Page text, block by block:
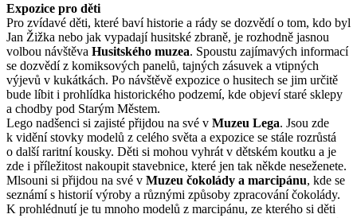
Expozice pro děti
Pro zvídavé děti, které baví historie a rády se dozvědí o tom, kdo byl
Jan Žižka nebo jak vypadají husitské zbraně, je rozhodně jasnou
volbou návštěva Husitského muzea. Spoustu zajímavých informací
se dozvědí z komiksových panelů, tajných zásuvek a vtipných
výjevů v kukátkách. Po návštěvě expozice o husitech se jim určitě
bude líbit i prohlídka historického podzemí, kde objeví staré sklepy
a chodby pod Starým Městem.
Lego nadšenci si zajisté přijdou na své v Muzeu Lega. Jsou zde
k vidění stovky modelů z celého světa a expozice se stále rozrůstá
o další raritní kousky. Děti si mohou vyhrát v dětském koutku a je
zde i příležitost nakoupit stavebnice, které jen tak někde neseženete.
Mlsouni si přijdou na své v Muzeu čokolády a marcipánu, kde se
seznámí s historií výroby a různými způsoby zpracování čokolády.
K prohlédnutí je tu mnoho modelů z marcipánu, ze kterého si děti